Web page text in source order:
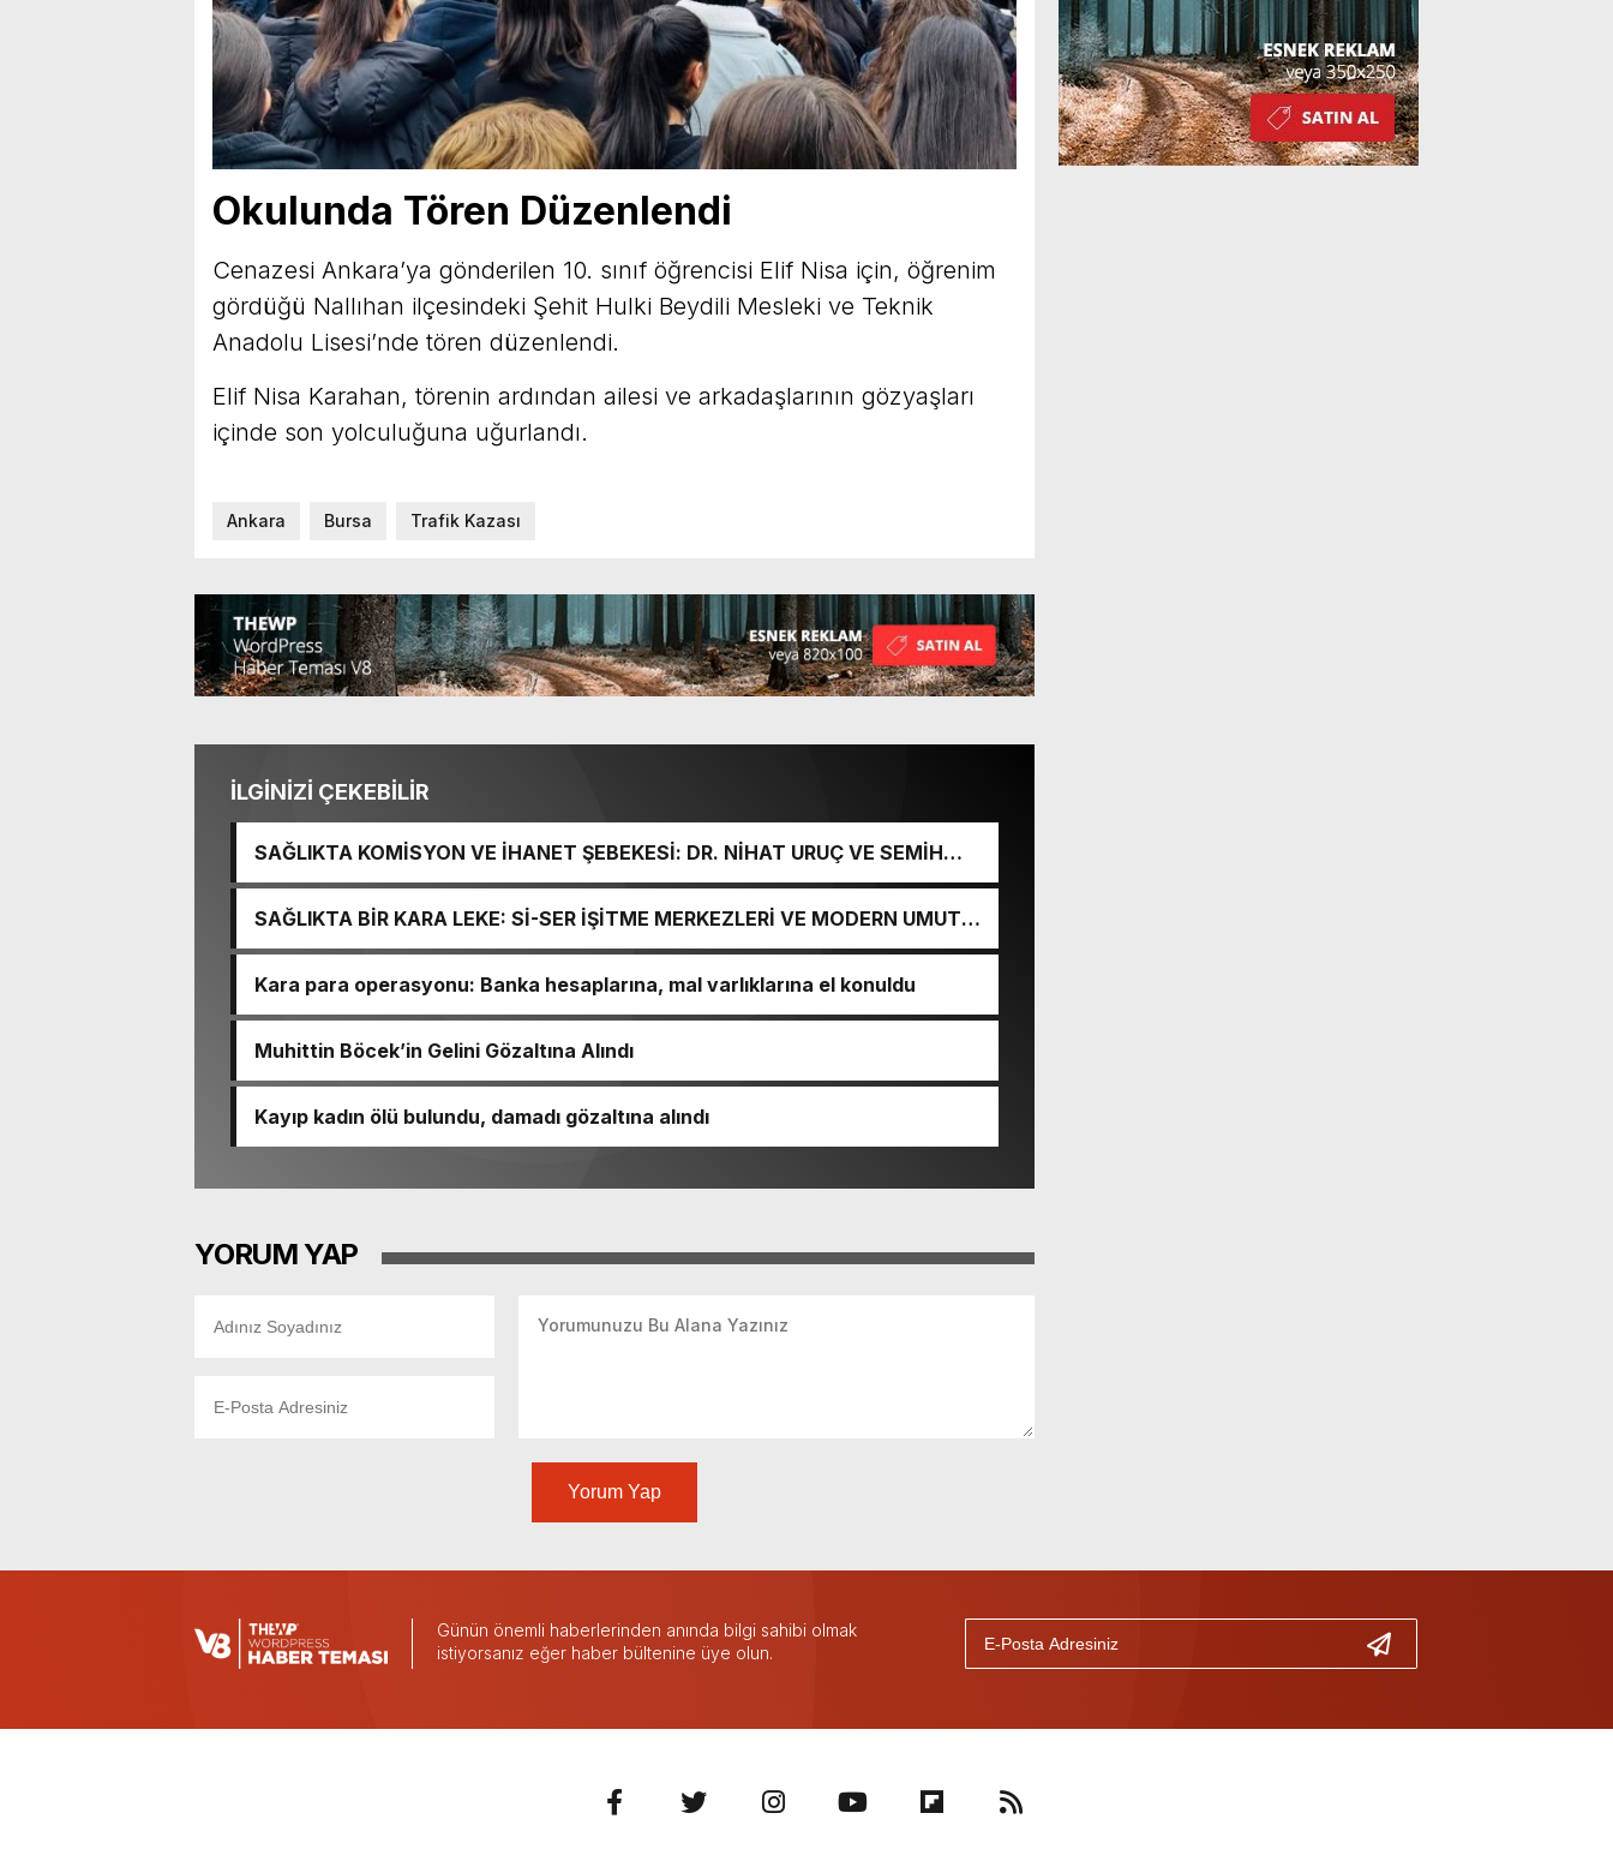
Okulunda Tören Düzenlendi
Cenazesi Ankara’ya gönderilen 10. sınıf öğrencisi Elif Nisa için, öğrenim
gördüğü Nallıhan ilçesindeki Şehit Hulki Beydili Mesleki ve Teknik
Anadolu Lisesi’nde tören düzenlendi.
Elif Nisa Karahan, törenin ardından ailesi ve arkadaşlarının gözyaşları
içinde son yolculuğuna uğurlandı.
Ankara Bursa Trafik Kazası
İLGİNİZİ ÇEKEBİLİR
SAĞLIKTA KOMİSYON VE İHANET ŞEBEKESİ: DR. NİHAT URUÇ VE SEMİH
SAĞLIKTA BİR KARA LEKE: Sİ-SER İŞİTME MERKEZLERİ VE MODERN UMUT
Kara para operasyonu: Banka hesaplarına, mal varlıklarına el konuldu
Muhittin Böcek’in Gelini Gözaltına Alındı
Kayıp kadın ölü bulundu, damadı gözaltına alındı
YORUM YAP
Yorum Yap
Günün önemli haberlerinden anında bilgi sahibi olmak
istiyorsanız eğer haber bültenine üye olun.